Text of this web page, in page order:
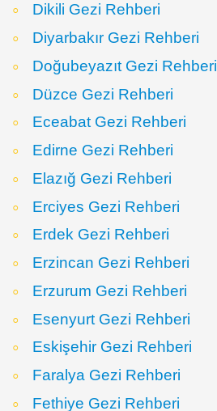
Dikili Gezi Rehberi
Diyarbakır Gezi Rehberi
Doğubeyazıt Gezi Rehberi
Düzce Gezi Rehberi
Eceabat Gezi Rehberi
Edirne Gezi Rehberi
Elazığ Gezi Rehberi
Erciyes Gezi Rehberi
Erdek Gezi Rehberi
Erzincan Gezi Rehberi
Erzurum Gezi Rehberi
Esenyurt Gezi Rehberi
Eskişehir Gezi Rehberi
Faralya Gezi Rehberi
Fethiye Gezi Rehberi